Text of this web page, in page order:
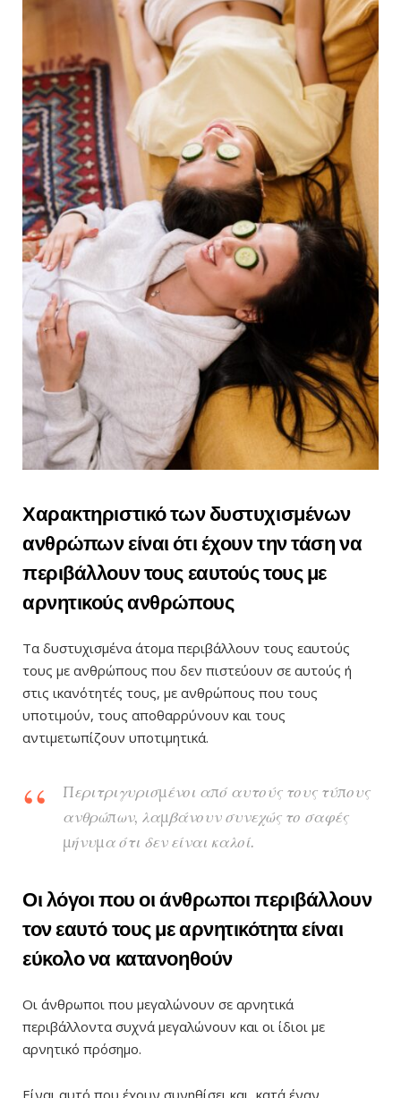
Χαρακτηριστικό των δυστυχισμένων
ανθρώπων είναι ότι έχουν την τάση να
περιβάλλουν τους εαυτούς τους με
αρνητικούς ανθρώπους
Τα δυστυχισμένα άτομα περιβάλλουν τους εαυτούς
τους με ανθρώπους που δεν πιστεύουν σε αυτούς ή
στις ικανότητές τους, με ανθρώπους που τους
υποτιμούν, τους αποθαρρύνουν και τους
αντιμετωπίζουν υποτιμητικά.
Περιτριγυρισμένοι από αυτούς τους τύπους
ανθρώπων, λαμβάνουν συνεχώς το σαφές
μήνυμα ότι δεν είναι καλοί.
Οι λόγοι που οι άνθρωποι περιβάλλουν
τον εαυτό τους με αρνητικότητα είναι
εύκολο να κατανοηθούν
Οι άνθρωποι που μεγαλώνουν σε αρνητικά
περιβάλλοντα συχνά μεγαλώνουν και οι ίδιοι με
αρνητικό πρόσημο.